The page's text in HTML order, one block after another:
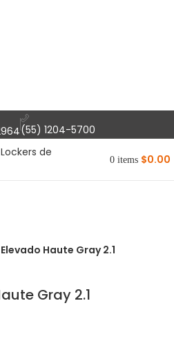
(55) 1204-5700
0 items $0.00
Haute Gray 2.1
Gray 2.1